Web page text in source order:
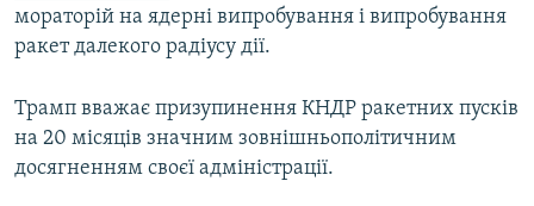
мораторій на ядерні випробування і випробування
ракет далекого радіусу дії.
Трамп вважає призупинення КНДР ракетних пусків
на 20 місяців значним зовнішньополітичним
досягненням своєї адміністрації.